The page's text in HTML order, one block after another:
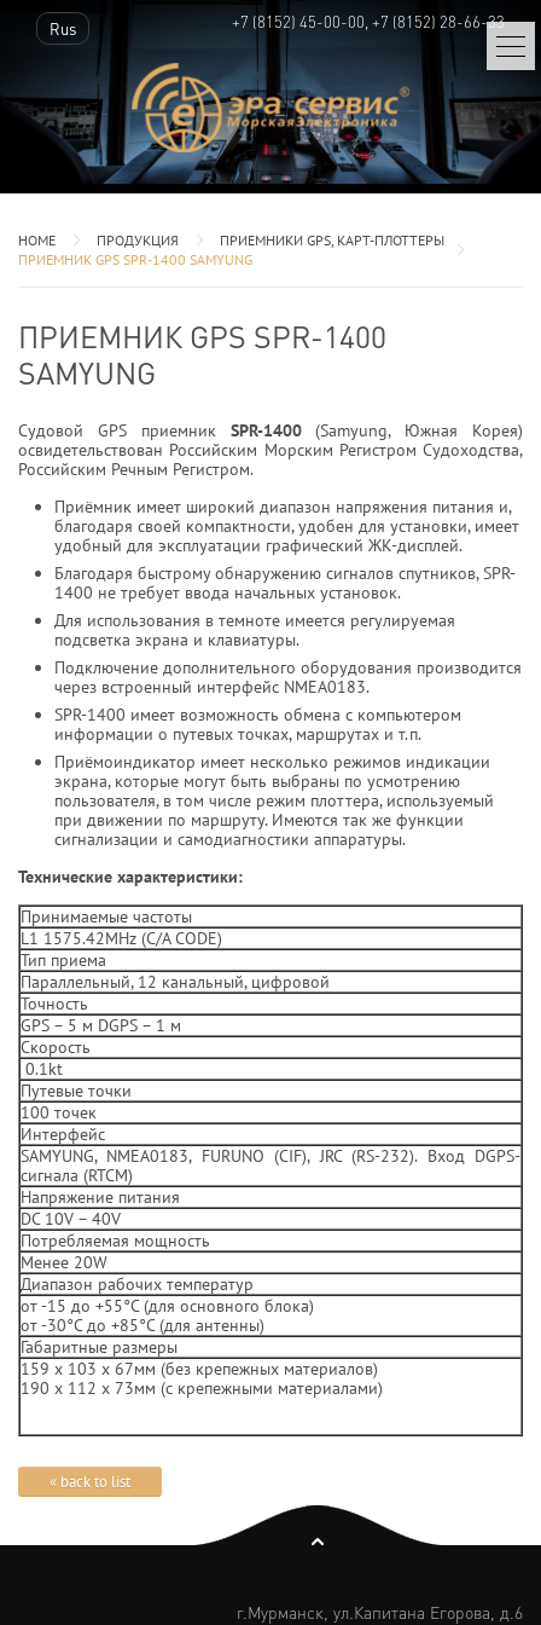
Rus +7 (8152) 45-00-00, +7 (8152) 28-66-33
HOME ПРОДУКЦИЯ
ПРИЕМНИКИ GPS, КАРТ-ПЛОТТЕРЫ
ПРИЕМНИК GPS SPR-1400 SAMYUNG
ПРИЕМНИК GPS SPR-1400
SAMYUNG
Судовой GPS приемник SPR-1400(Samyung, Южная Корея)
освидетельствован Российским Морским Регистром Судоходства,
Российским Речным Регистром.
Приёмник имеет широкий диапазон напряжения питания и,
благодаря своей компактности, удобен для установки, имеет
удобный для эксплуатации графический ЖК-дисплей.
Благодаря быстрому обнаружению сигналов спутников, SPR-
1400 не требует ввода начальных установок.
Для использования в темноте имеется регулируемая
подсветка экрана и клавиатуры.
Подключение дополнительного оборудования производится
через встроенный интерфейс NMEA0183.
SPR-1400 имеет возможность обмена с компьютером
информации о путевых точках, маршрутах и т.п.
Приёмоиндикатор имеет несколько режимов индикации
экрана, которые могут быть выбраны по усмотрению
пользователя, в том числе режим плоттера, используемый
при движении по маршруту. Имеются так же функции
сигнализации и самодиагностики аппаратуры.
Технические характеристики:
Принимаемые частоты
L1 1575.42MHz (C/A CODE)
Тип приема
Параллельный, 12 канальный, цифровой
Точность
GPS – 5 м DGPS – 1 м
Скорость
0.1kt
Путевые точки
100 точек
Интерфейс
SAMYUNG, NMEA0183, FURUNO (CIF), JRC (RS-232). Вход DGPS-
сигнала (RTCM)
Напряжение питания
DC 10V – 40V
Потребляемая мощность
Менее 20W
Диапазон рабочих температур
от -15 до +55°С (для основного блока)
от -30°С до +85°С (для антенны)
Габаритные размеры
159 х 103 х 67мм (без крепежных материалов)
190 х 112 х 73мм (c крепежными материалами)
« back to list
г.Мурманск, ул.Капитана Егорова, д.6